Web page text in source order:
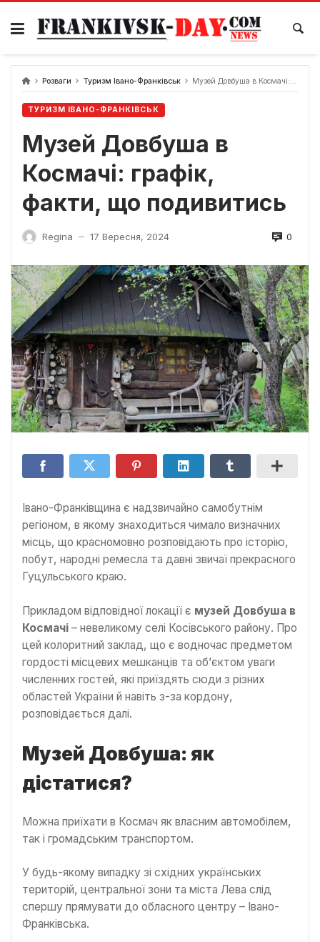
Skip
content
Розваги Туризм Івано-Франківськ Музей Довбуша в Космачі: графік, факти, що подивитись
ТУРИЗМ ІВАНО-ФРАНКІВСЬК
Музей Довбуша в
Космачі: графік,
факти, що подивитись
Regina — 17 Вересня, 2024 0
Івано-Франківщина є надзвичайно самобутнім
регіоном, в якому знаходиться чимало визначних
місць, що красномовно розповідають про історію,
побут, народні ремесла та давні звичаї прекрасного
Гуцульського краю.
Прикладом відповідної локації є музей Довбуша в
Космачі – невеликому селі Косівського району. Про
цей колоритний заклад, що є водночас предметом
гордості місцевих мешканців та об’єктом уваги
численних гостей, які приїздять сюди з різних
областей України й навіть з-за кордону,
розповідається далі.
Музей Довбуша: як
дістатися?
Можна приїхати в Космач як власним автомобілем,
так і громадським транспортом.
У будь-якому випадку зі східних українських
територій, центральної зони та міста Лева слід
спершу прямувати до обласного центру – Івано-
Франківська.